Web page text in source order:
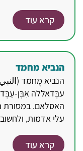
קרא עוד
הנביא מחמד
הנביא מֻחמד
עבְּדאללה אִבְּן-
האסלאם. במסורת
עלי אדמות,
קרא עוד